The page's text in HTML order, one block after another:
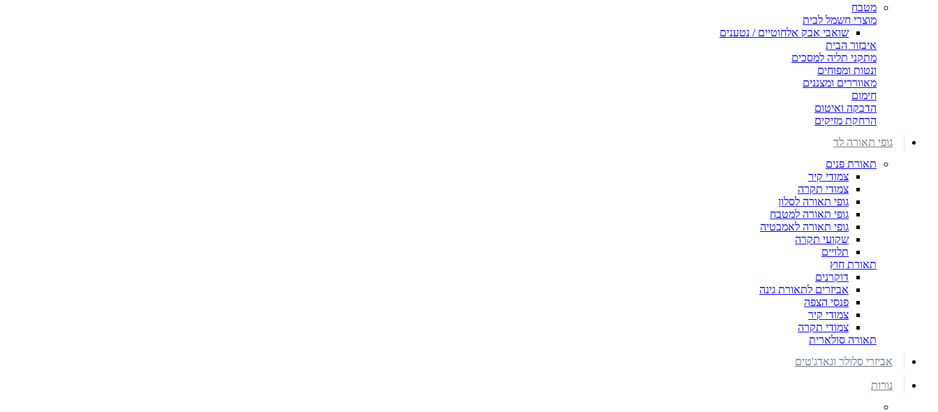
מטבח
מוצרי חשמל לבית
שואבי אבק אלחוטיים / נטענים
איבזור הבית
מתקני תליה למסכים
ונטות ומפוחים
מאווררים ומצננים
חימום
הדבקה ואיטום
הרחקת מזיקים
גופי תאורה לד
תאורת פנים
צמודי קיר
צמודי תקרה
גופי תאורה לסלון
גופי תאורה למטבח
גופי תאורה לאמבטיה
שקועי תקרה
תלויים
תאורת חוץ
דוקרנים
אביזרים לתאורת גינה
פנסי הצפה
צמודי קיר
צמודי תקרה
תאורה סולארית
אביזרי סלולר וגאדג'טים
נורות